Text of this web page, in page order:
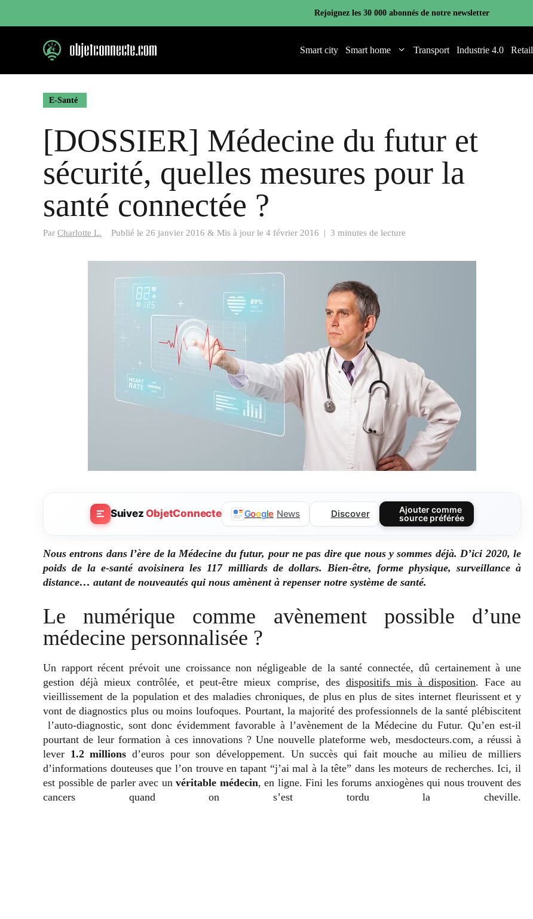
Rejoignez les 30 000 abonnés de notre newsletter
Smart city Smart home Transport Industrie 4.0 Retail
E-Santé
[DOSSIER] Médecine du futur et
sécurité, quelles mesures pour la
santé connectée ?
Par Charlotte L. Publié le 26 janvier 2016 & Mis à jour le 4 février 2016 | 3 minutes de lecture
SuivezObjetConnecte Google News Discover
Ajouter comme
source préférée
Nous entrons dans l’ère de la Médecine du futur, pour ne pas dire que nous y sommes déjà. D’ici 2020, le
poids de la e-santé avoisinera les 117 milliards de dollars. Bien-être, forme physique, surveillance à
distance… autant de nouveautés qui nous amènent à repenser notre système de santé.
Le numérique comme avènement possible d’une
médecine personnalisée ?
Un rapport récent prévoit une croissance non négligeable de la santé connectée, dû certainement à une
gestion déjà mieux contrôlée, et peut-être mieux comprise, des dispositifs mis à disposition. Face au
vieillissement de la population et des maladies chroniques, de plus en plus de sites internet fleurissent et y
vont de diagnostics plus ou moins loufoques. Pourtant, la majorité des professionnels de la santé plébiscitent
l’auto-diagnostic, sont donc évidemment favorable à l’avènement de la Médecine du Futur. Qu’en est-il
pourtant de leur formation à ces innovations ?Une nouvelle plateforme web, mesdocteurs.com, a réussi à
lever 1.2 millions d’euros pour son développement. Un succès qui fait mouche au milieu de milliers
d’informations douteuses que l’on trouve en tapant “j’ai mal à la tête” dans les moteurs de recherches. Ici, il
est possible de parler avec unvéritable médecin, en ligne. Fini les forums anxiogènes qui nous trouvent des
cancers quand on s’est tordu la cheville.